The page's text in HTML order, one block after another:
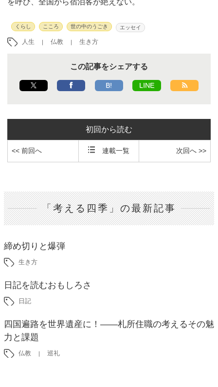
を呼び、全国から宿泊客が絶えない。
くらし こころ 世の中のうごき エッセイ
人生 仏教 生き方
この記事をシェアする
B! LINE
初回から読む
<< 前回へ 連載一覧 次回へ >>
「考える四季」の最新記事
締め切りと爆弾
生き方
日記を読むおもしろさ
日記
四国遍路を世界遺産に！――札所住職の考えるその魅
力と課題
仏教 巡礼